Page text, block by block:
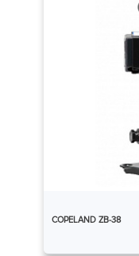
COPELAND ZB-38